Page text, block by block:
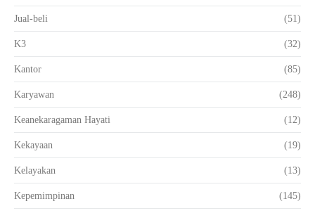
Jual-beli (51)
K3 (32)
Kantor (85)
Karyawan (248)
Keanekaragaman Hayati (12)
Kekayaan (19)
Kelayakan (13)
Kepemimpinan (145)